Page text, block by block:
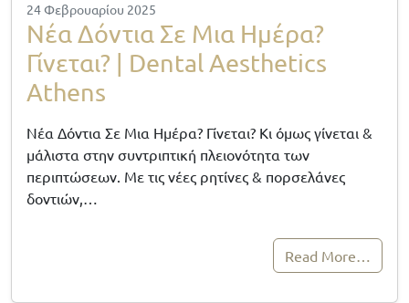
24 Φεβρουαρίου 2025
Νέα Δόντια Σε Μια Ημέρα?
Γίνεται? | Dental Aesthetics
Athens
Νέα Δόντια Σε Μια Ημέρα? Γίνεται? Κι όμως γίνεται &
μάλιστα στην συντριπτική πλειονότητα των
περιπτώσεων. Με τις νέες ρητίνες & πορσελάνες
δοντιών,…
Read More…